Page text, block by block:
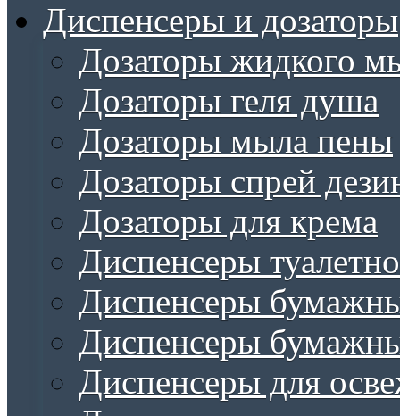
Диспенсеры и дозаторы
Дозаторы жидкого
Дозаторы геля душа
Дозаторы мыла пены
Дозаторы спрей
Дозаторы для крема
Диспенсеры
Диспенсеры
Диспенсеры
Диспенсеры для